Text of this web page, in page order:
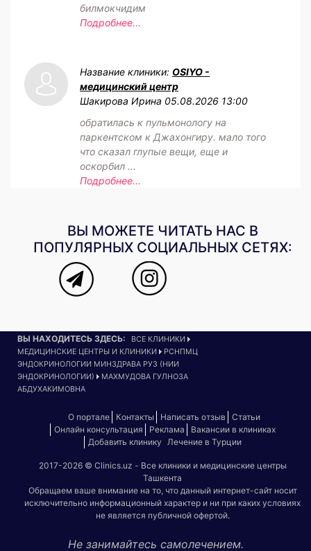
билмокчидим
Подробнее...
Название клиники: OSIYO -
медицинский центр
Шакирова Ирина 05.08.2026 13:00
обратилась к пульмонологу на
паркентском к Джахонгиру. мало того
что сказал глупые вещи, еще и
оскорбил ...
Подробнее...
ВЫ МОЖЕТЕ ЧИТАТЬ НАС В
ПОПУЛЯРНЫХ СОЦИАЛЬНЫХ СЕТЯХ:
ВЫ НАХОДИТЕСЬ ЗДЕСЬ:
ВСЕ КЛИНИКИ
МЕДИЦИНСКИЕ ЦЕНТРЫ И КЛИНИКИ
РСНПМЦ
ЭНДОКРИНОЛОГИИ МИНЗДРАВА РУЗ (НИИ
ЭНДОКРИНОЛОГИИ)
МАХМУДОВА ГУЛНОЗА
АБДУХАКИМОВНА
О портале Контакты Написать отзыв
Статьи
Онлайн консультация
Реклама
Вакансии в клиниках
Добавить клинику
Лечение в Турции
2017-2026 © Clinics.uz - Все клиники и медицинские центры
Ташкента
Обращаем ваше внимание на то, что данный интернет-сайт носит
исключительно информационный характер и ни при каких условиях
не является публичной офертой.
Не занимайтесь самолечением.